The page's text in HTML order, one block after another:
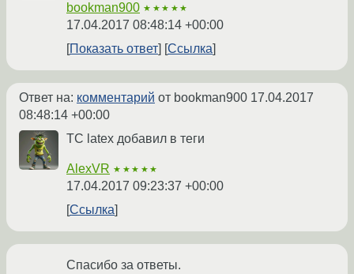
bookman900 ★★★★★
17.04.2017 08:48:14 +00:00
Показать ответ
Ссылка
Ответ на: комментарий от bookman900 17.04.2017
08:48:14 +00:00
ТС latex добавил в теги
AlexVR ★★★★★
17.04.2017 09:23:37 +00:00
Ссылка
Спасибо за ответы.